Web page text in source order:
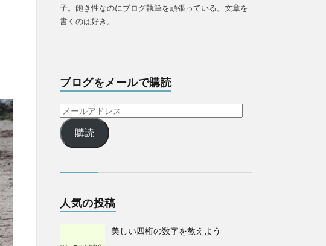
子。飽き性なのにブログ執筆を頑張っている。文章を
書くのは好き。
ブログをメールで購読
購読
人気の投稿
美しい四桁の数字を教えよう